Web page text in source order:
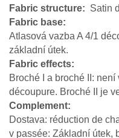
Fabric structure
Satin
Fabric base
Atlasová vazba A 4/1
základní útek.
Fabric effects
Broché I a broché II:
découpure. Broché II je
Complement
Dostava: réduction de
v passée: Základní útek,